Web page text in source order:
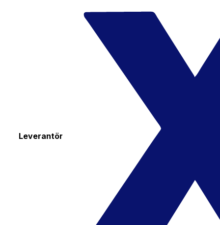
Leverantör